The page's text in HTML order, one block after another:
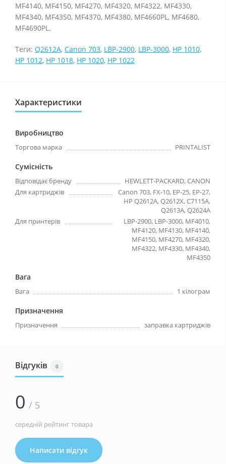
MF4140, MF4150, MF4270, MF4320, MF4322, MF4330,
MF4340, MF4350, MF4370, MF4380, MF4660PL, MF4680,
MF4690PL.
Теги: Q2612A, Canon 703, LBP-2900, LBP-3000, HP 1010,
HP 1012, HP 1018, HP 1020, HP 1022
Характеристики
Виробництво
Торгова марка PRINTALIST
Сумісність
Відповідає бренду
HEWLETT-PACKARD, CANON
Для картриджів
Canon 703, FX-10, EP-25, EP-27,
HP Q2612A, Q2612X, C7115A,
Q2613A, Q2624A
Для принтерів
LBP-2900, LBP-3000, MF4010,
MF4120, MF4130, MF4140,
MF4150, MF4270, MF4320,
MF4322, MF4330, MF4340,
MF4350
Вага
Вага 1 кілограм
Призначення
Призначення заправка картриджів
Відгуків 0
0 / 5
середній рейтинг товара
Написати відгук